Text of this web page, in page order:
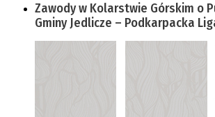
Zawody w Kolarstwie Górskim o
Gminy Jedlicze – Podkarpacka